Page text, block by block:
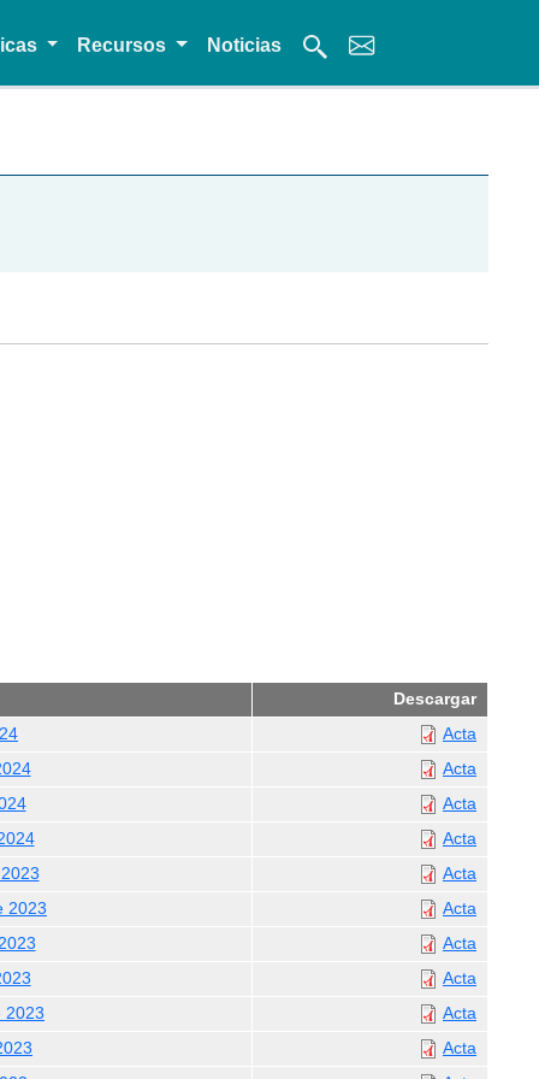
Recursos Noticias
Descargar
Acta
Acta
Acta
Acta
Acta
2023
Acta
Acta
Acta
2023
Acta
Acta